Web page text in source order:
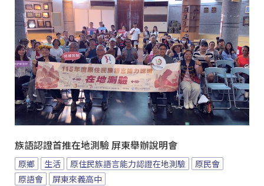
族語認證首推在地測驗 屏東舉辦說明會
原鄉 生活 原住民族語言能力認證在地測驗
原民會
原語會
屏東來義高中